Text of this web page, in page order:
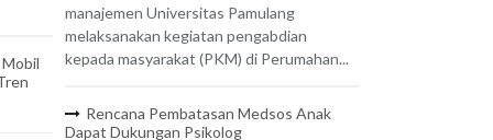
manajemen Universitas Pamulang
melaksanakan kegiatan pengabdian
kepada masyarakat (PKM) di Perumahan...
Rencana Pembatasan Medsos Anak
Dapat Dukungan Psikolog